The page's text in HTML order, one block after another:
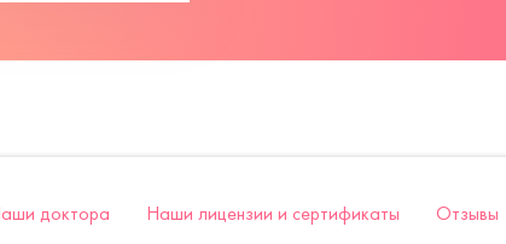
доктора Наши лицензии и сертификаты Отзывы